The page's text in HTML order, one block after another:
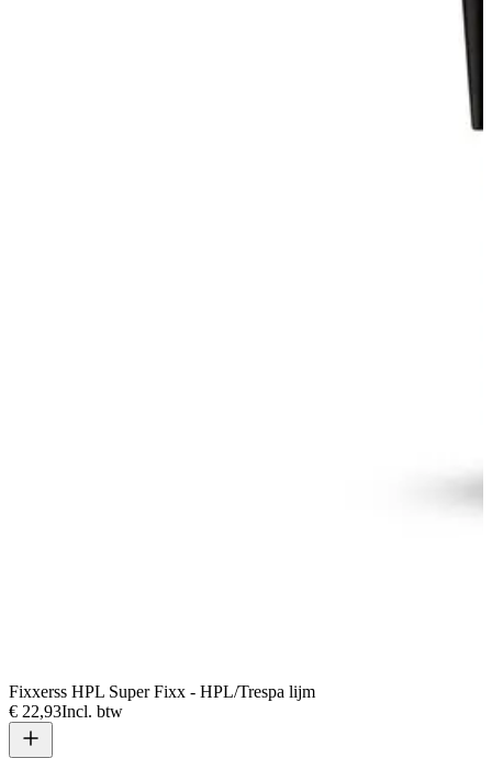
Fixxerss HPL Super Fixx - HPL/Trespa lijm
€ 22,93Incl. btw